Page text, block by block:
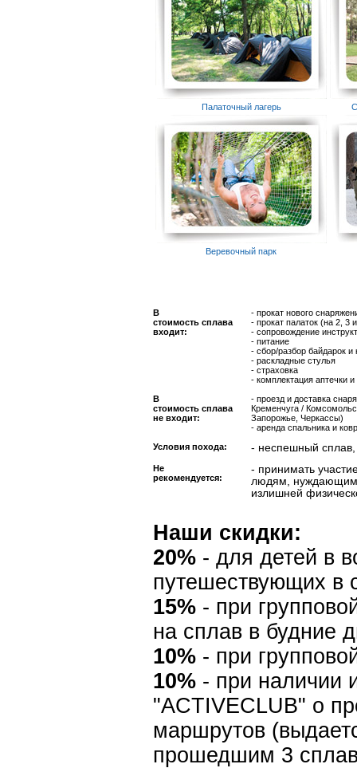
Палаточный лагерь
Веревочный парк
В
стоимость сплава
входит:
- прокат нового
- прокат палаток (на 2, 3
- сопровождение
- питание
- сбор/разбор байдарок и
- раскладные стулья
- страховка
- комплектация аптечки
В
стоимость сплава
не входит:
- проезд и доставка
Кременчуга /
Запорожье, Черкассы)
- аренда спальника и
Условия похода:
- неспешный сплав,
Не
рекомендуется:
- принимать
людям,
излишней
Наши скидки:
20% - для детей в
путешествующих в
15% - при
на сплав в будние
10% - при
10% - при наличии
"ACTIVECLUB" о
маршрутов
прошедшим 3